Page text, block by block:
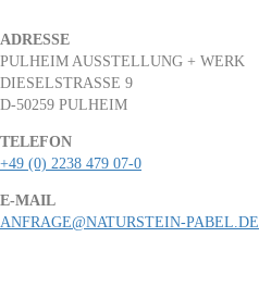
ADRESSE
PULHEIM AUSSTELLUNG + WERK
DIESELSTRASSE 9
D-50259 PULHEIM
TELEFON
+49 (0) 2238 479 07-0
E-MAIL
ANFRAGE@NATURSTEIN-PABEL.DE